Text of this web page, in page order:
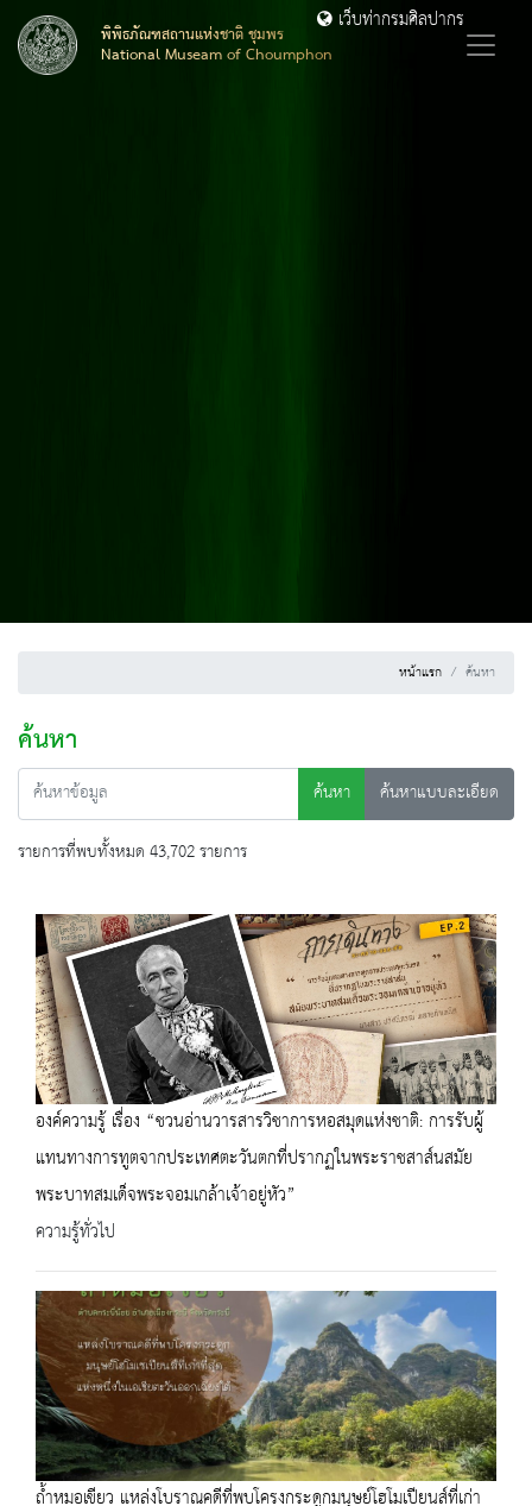
พิพิธภัณฑสถานแห่งชาติ ชุมพร
National Museam of Choumphon
เว็บท่ากรมศิลปากร
หน้าแรก ค้นหา
ค้นหา
ค้นหา
ค้นหาแบบละเอียด
รายการที่พบทั้งหมด 43,702 รายการ
องค์ความรู้ เรื่อง “ชวนอ่านวารสารวิชาการหอสมุดแห่งชาติ: การรับผู้
แทนทางการทูตจากประเทศตะวันตกที่ปรากฏในพระราชสาส์นสมัย
พระบาทสมเด็จพระจอมเกล้าเจ้าอยู่หัว”
ความรู้ทั่วไป
ถ้ำหมอเขียว แหล่งโบราณคดีที่พบโครงกระดูกมนุษย์โฮโมเปียนส์ที่เก่า